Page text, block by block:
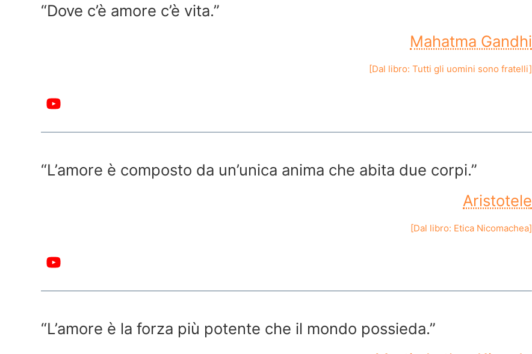
“Dove c’è amore c’è vita.”
Mahatma Gandhi
[Dal libro: Tutti gli uomini sono fratelli]
“L’amore è composto da un’unica anima che abita due corpi.”
Aristotele
[Dal libro: Etica Nicomachea]
“L’amore è la forza più potente che il mondo possieda.”